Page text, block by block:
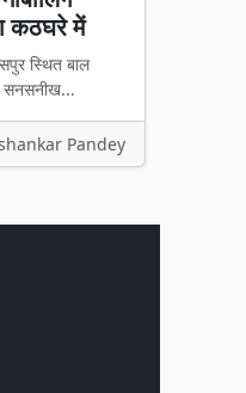
कठघरे में
स्थित बाल
सनसनीख...
Pandey